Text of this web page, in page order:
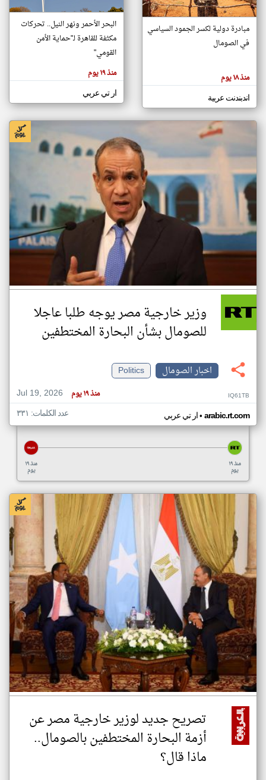
تغيير الدولة
مصادر الأخبار من الصومال
اخبار الصومال على مدار الساعة
أهم اخبار الصومال العاجلة والمباشرة
هنا عن
وجهة
كاتبيها.
مبادرة دولية لكسر الجمود السياسي
في الصومال
منذ ١٨ يوم
اندبندنت عربية
البحر الأحمر ونهر النيل.. تحركات
مكثفة للقاهرة لـ"حماية الأمن
القومي"
منذ ١٩ يوم
ار تي عربي
وزير خارجية مصر يوجه طلبا عاجلا
للصومال بشأن البحارة المختطفين
اخبار الصومال
Politics
Jul 19, 2026
منذ ١٩ يوم IQ61TB
ار تي عربي• arabic.rt.com عدد الكلمات: ٣٣١
منذ ١٩
يوم
منذ ١٩
يوم
تصريح جديد لوزير خارجية مصر عن
أزمة البحارة المختطفين بالصومال..
ماذا قال؟
klyoum.com